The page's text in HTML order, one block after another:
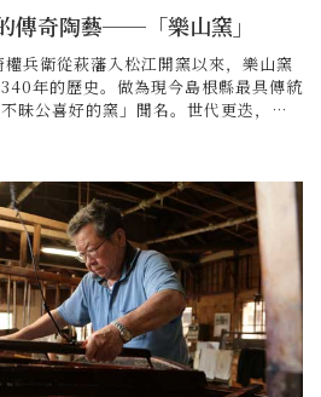
傳奇陶藝──「樂山窯」
兵衛從萩藩入松江開窯以來，樂山窯
年的歷史。做為現今島根縣最具傳統
昧公喜好的窯」聞名。世代更迭，如